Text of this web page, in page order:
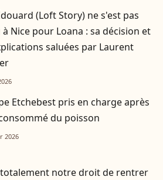
(Loft Story) ne s'est pas
Nice pour Loana : sa décision et
saluées par Laurent
Etchebest pris en charge après
du poisson
2026
totalement notre droit de rentrer